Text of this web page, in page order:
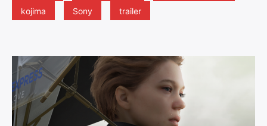
kojima
Sony trailer